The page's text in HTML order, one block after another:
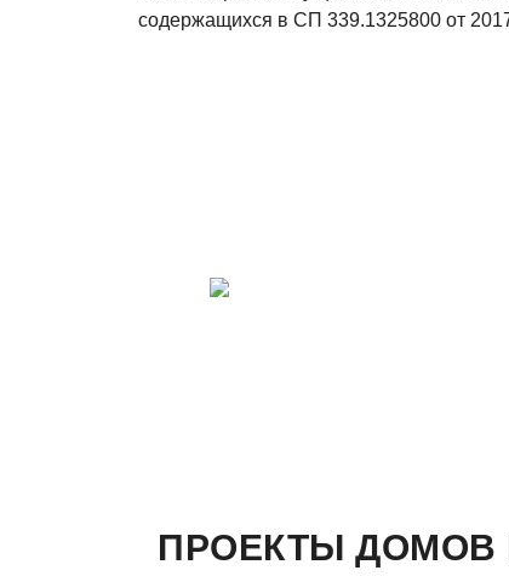
содержащихся в СП 339.1325800 от
ПРОЕКТЫ ДОМОВ